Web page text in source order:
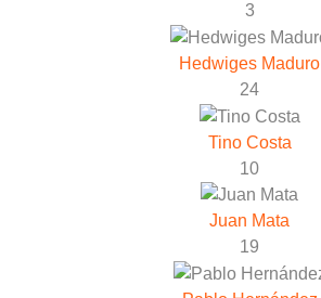
3
Hedwiges Maduro
24
Tino Costa
10
Juan Mata
19